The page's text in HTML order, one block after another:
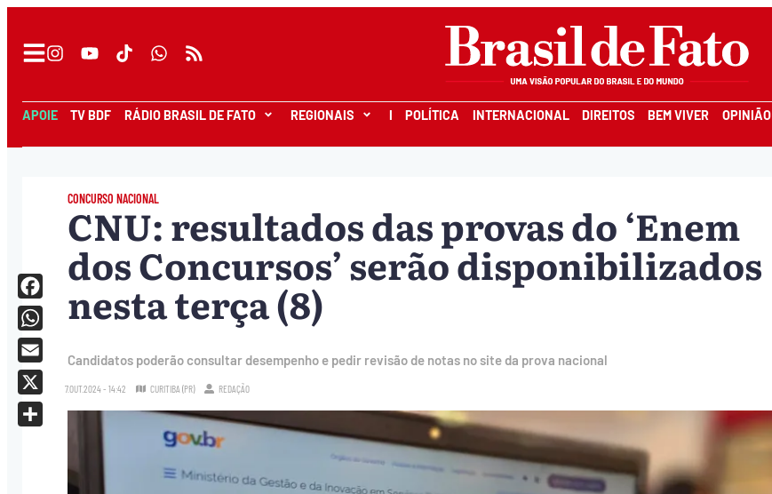
APOIE TV BDF RÁDIO BRASIL DE FATO REGIONAIS I POLÍTICA INTERNACIONAL DIREITOS BEM VIVER OPINIÃO
CONCURSO NACIONAL
CNU: resultados das provas do ‘Enem
dos Concursos’ serão disponibilizados
nesta terça (8)
Candidatos poderão consultar desempenho e pedir revisão de notas no site da prova nacional
7.OUT.2024 - 14:42 CURITIBA (PR) REDAÇÃO
Facebook
WhatsApp
Email
X